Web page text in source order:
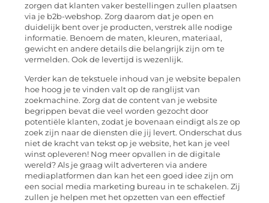
zorgen dat klanten vaker bestellingen zullen plaatsen
via je b2b-webshop. Zorg daarom dat je open en
duidelijk bent over je producten, verstrek alle nodige
informatie. Benoem de maten, kleuren, materiaal,
gewicht en andere details die belangrijk zijn om te
vermelden. Ook de levertijd is wezenlijk.
Verder kan de tekstuele inhoud van je website bepalen
hoe hoog je te vinden valt op de ranglijst van
zoekmachine. Zorg dat de content van je website
begrippen bevat die veel worden gezocht door
potentiële klanten, zodat je bovenaan eindigt als ze op
zoek zijn naar de diensten die jij levert. Onderschat dus
niet de kracht van tekst op je website, het kan je veel
winst opleveren! Nog meer opvallen in de digitale
wereld? Als je graag wilt adverteren via andere
mediaplatformen dan kan het een goed idee zijn om
een social media marketing bureau in te schakelen. Zij
zullen je helpen met het opzetten van een effectief